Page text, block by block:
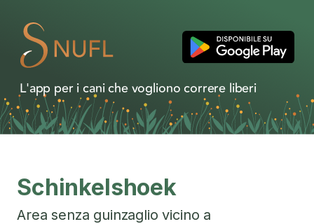
L'app per i cani che vogliono correre liberi
Schinkelshoek
Area senza guinzaglio vicino a